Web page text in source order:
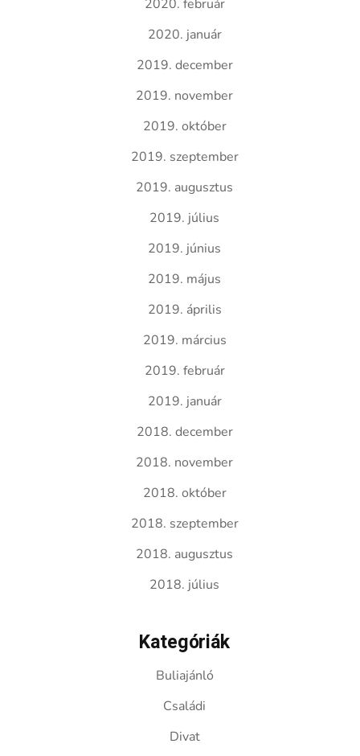
2020. február
2020. január
2019. december
2019. november
2019. október
2019. szeptember
2019. augusztus
2019. július
2019. június
2019. május
2019. április
2019. március
2019. február
2019. január
2018. december
2018. november
2018. október
2018. szeptember
2018. augusztus
2018. július
Kategóriák
Buliajánló
Családi
Divat